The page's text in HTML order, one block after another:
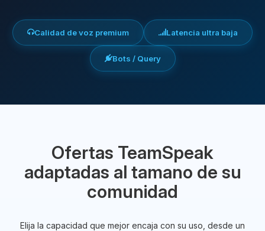
Calidad de voz premium Latencia ultra baja
Bots / Query
Ofertas TeamSpeak
adaptadas al tamano de su
comunidad
Elija la capacidad que mejor encaja con su uso, desde un